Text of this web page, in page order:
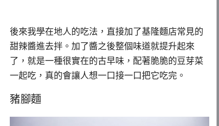
後來我學在地人的吃法，直接加了基隆麵店常見的
甜辣醬進去拌。加了醬之後整個味道就提升起來
了，就是一種很實在的古早味，配著脆脆的豆芽菜
一起吃，真的會讓人想一口接一口把它吃完。
豬腳麵